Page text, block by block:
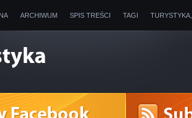
ARCHIWUM SPIS TREŚCI TAGI